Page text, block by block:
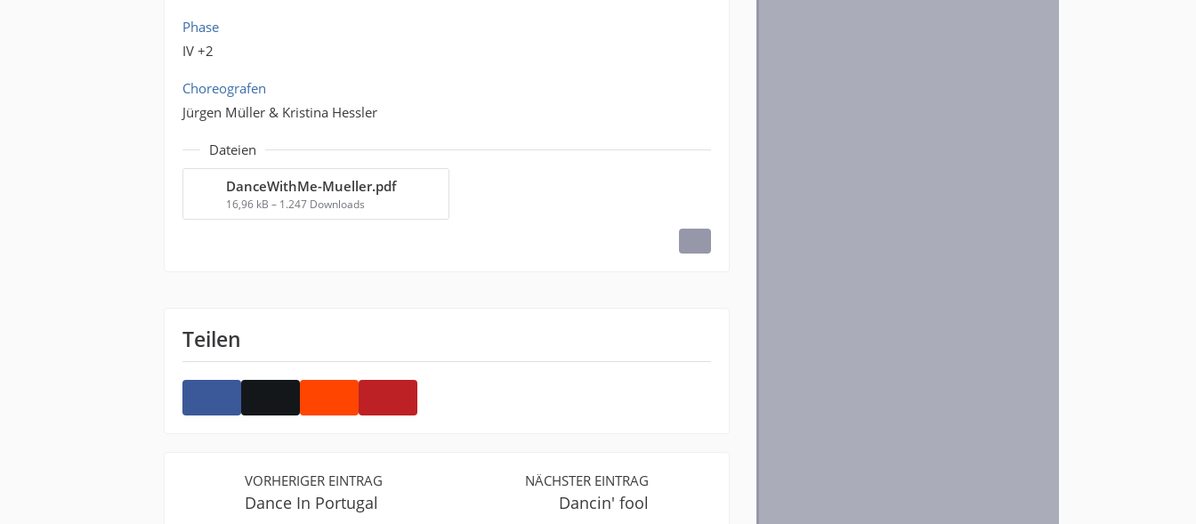
Phase
IV +2
Choreografen
Jürgen Müller & Kristina Hessler
Dateien
DanceWithMe-Mueller.pdf
16,96 kB – 1.247 Downloads
Teilen
VORHERIGER EINTRAG
Dance In Portugal
NÄCHSTER EINTRAG
Dancin' fool